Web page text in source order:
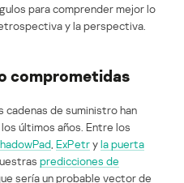
para comprender mejor lo
y la perspectiva.
comprometidas
de suministro han
últimos años. Entre los
ExPetryla puerta
predicciones de
sería un probable vector de